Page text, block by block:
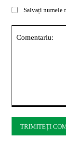
Salvați numele